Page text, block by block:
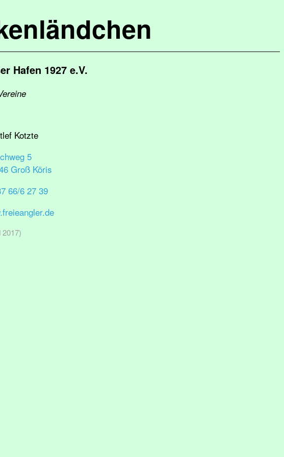
Hafen 1927 e.V.
Kotzte
5
Groß Köris
66/6 27 39
2017)